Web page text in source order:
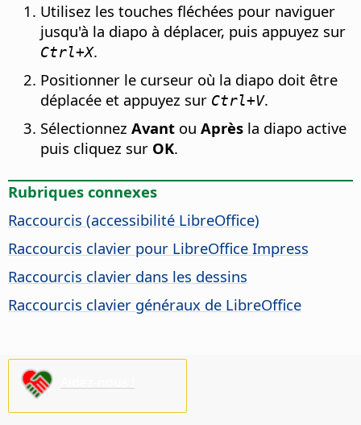
Utilisez les touches fléchées pour naviguer
jusqu'à la diapo à déplacer, puis appuyez sur
Ctrl+X.
Positionner le curseur où la diapo doit être
déplacée et appuyez sur Ctrl+V.
Sélectionnez Avant ou Après la diapo active
puis cliquez sur OK.
Rubriques connexes
Raccourcis (accessibilité LibreOffice)
Raccourcis clavier pour LibreOffice Impress
Raccourcis clavier dans les dessins
Raccourcis clavier généraux de LibreOffice